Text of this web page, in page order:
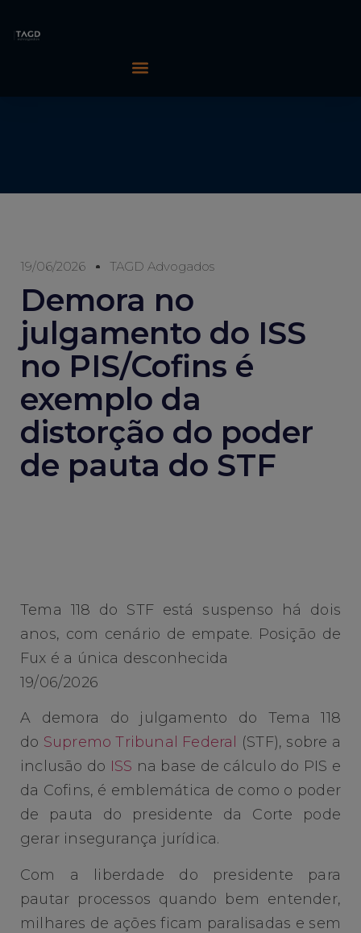
19/06/2026 TAGD Advogados
Demora no
julgamento do ISS
no PIS/Cofins é
exemplo da
distorção do poder
de pauta do STF
Tema 118 do STF está suspenso há dois
anos, com cenário de empate. Posição de
Fux é a única desconhecida
19/06/2026
A demora do julgamento do Tema 118
do Supremo Tribunal Federal
(STF), sobre a
inclusão do ISS na base de cálculo do PIS e
da Cofins, é emblemática de como o poder
de pauta do presidente da Corte pode
gerar insegurança jurídica.
Com a liberdade do presidente para
pautar processos quando bem entender,
milhares de ações ficam paralisadas e sem